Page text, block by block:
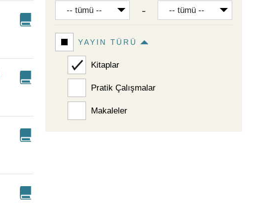
Yayın yılı From - Yayın yılı To
YAYIN TÜRÜ
Kitaplar
Pratik Çalışmalar
Makaleler